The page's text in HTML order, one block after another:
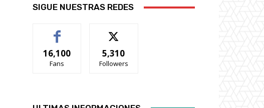
SIGUE NUESTRAS REDES
16,100
Fans
5,310
Followers